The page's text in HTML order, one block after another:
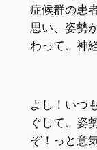
症候群の患
思い、姿勢
わって、神
よし！いつ
ぐして、姿
ぞ！っと意